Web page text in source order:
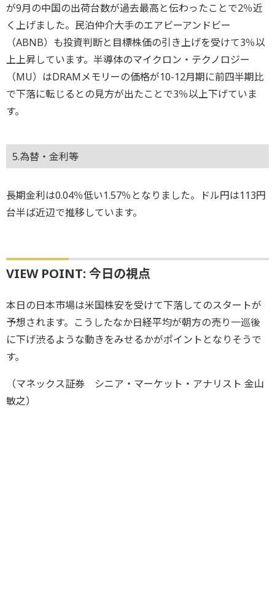
が9月の中国の出荷台数が過去最高と伝わったことで2％近
く上げました。民泊仲介大手のエアビーアンドビー
（ABNB）も投資判断と目標株価の引き上げを受けて3％以
上上昇しています。半導体のマイクロン・テクノロジー
（MU）はDRAMメモリーの価格が10-12月期に前四半期比
で下落に転じるとの見方が出たことで3％以上下げていま
す。
5.為替・金利等
長期金利は0.04％低い1.57％となりました。ドル円は113円
台半ば近辺で推移しています。
VIEW POINT: 今日の視点
本日の日本市場は米国株安を受けて下落してのスタートが
予想されます。こうしたなか日経平均が朝方の売り一巡後
に下げ渋るような動きをみせるかがポイントとなりそうで
す。
（マネックス証券 シニア・マーケット・アナリスト 金山
敏之）